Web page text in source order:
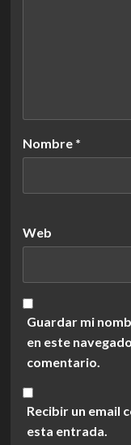
Nombre *
Web
Guardar mi
en este
comentario.
Recibir un email
esta entrada.